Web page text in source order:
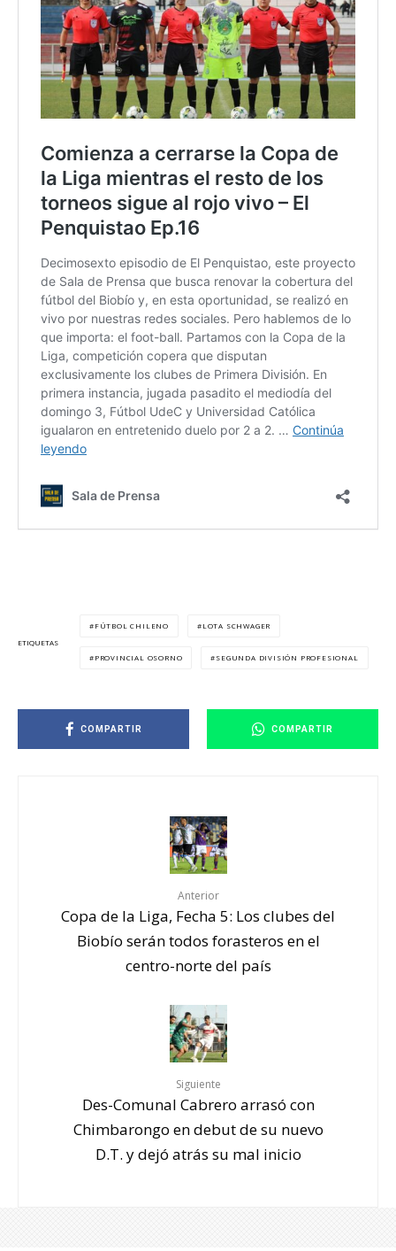
ETIQUETAS
FÚTBOL CHILENO LOTA SCHWAGER
PROVINCIAL OSORNO SEGUNDA DIVISIÓN PROFESIONAL
COMPARTIR COMPARTIR
Anterior
Copa de la Liga, Fecha 5: Los clubes del
Biobío serán todos forasteros en el
centro-norte del país
Siguiente
Des-Comunal Cabrero arrasó con
Chimbarongo en debut de su nuevo
D.T. y dejó atrás su mal inicio